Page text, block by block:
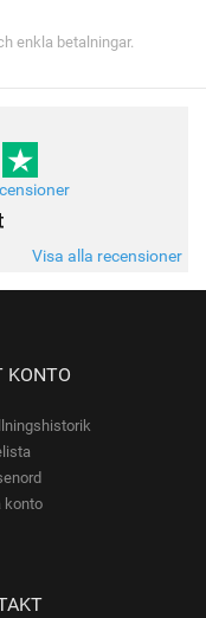
enkla betalningar.
Visa alla recensioner
KONTO
konto